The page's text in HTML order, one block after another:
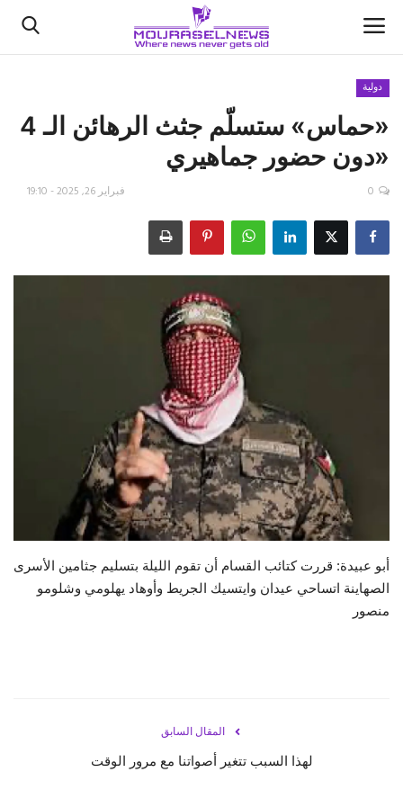
الأخبار
كتّابنا
اقتصاد
دولية
«حماس» ستسلّم جثث الرهائن الـ 4
«دون حضور جماهيري
فبراير 26, 2025 - 19:10 0
أبو عبيدة: قررت كتائب القسام أن تقوم الليلة بتسليم جثامين الأسرى
الصهاينة اتساحي عيدان وايتسيك الجريط وأوهاد يهلومي وشلومو
منصور
المقال السابق
لهذا السبب تتغير أصواتنا مع مرور الوقت